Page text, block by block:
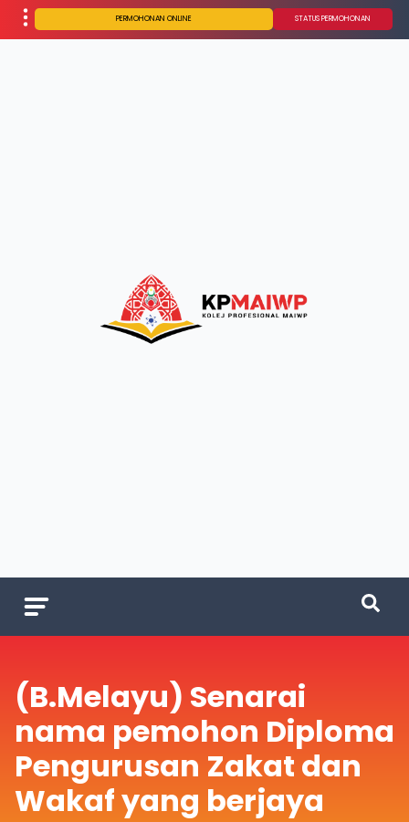
PERMOHONAN ONLINE STATUS PERMOHONAN
(B.Melayu) Senarai
nama pemohon Diploma
Pengurusan Zakat dan
Wakaf yang berjaya